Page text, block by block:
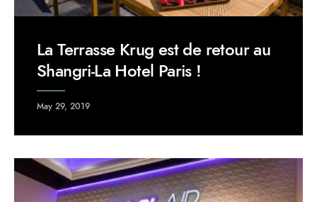
La Terrasse Krug est de retour au
Shangri-La Hotel Paris !
May 29, 2019